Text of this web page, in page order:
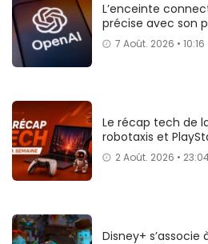
L’enceinte
précise avec son
7 Août. 2026 • 10:16
Le récap tech de
robotaxis et
2 Août. 2026 •
Disney+ s’associe